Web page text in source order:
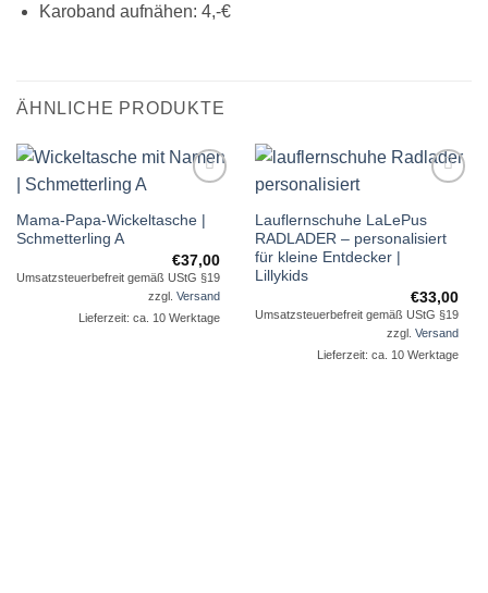
Karoband aufnähen: 4,-€
ÄHNLICHE PRODUKTE
Wunschliste
Mama-Papa-Wickeltasche |
Schmetterling A
€37,00
Umsatzsteuerbefreit gemäß UStG §19
zzgl. Versand
Lieferzeit: ca. 10 Werktage
Wunschliste
Lauflernschuhe LaLePus
RADLADER – personalisiert
für kleine Entdecker |
Lillykids
€33,00
Umsatzsteuerbefreit gemäß UStG §19
zzgl. Versand
Lieferzeit: ca. 10 Werktage